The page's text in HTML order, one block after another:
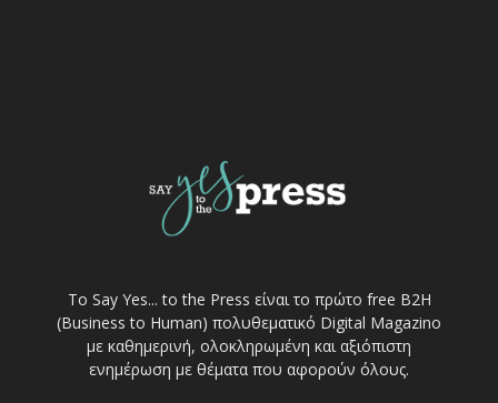
Το Say Yes... to the Press είναι το πρώτο free Β2Η
(Business to Human) πολυθεματικό Digital Magazino
με καθημερινή, ολοκληρωμένη και αξιόπιστη
ενημέρωση με θέματα που αφορούν όλους.